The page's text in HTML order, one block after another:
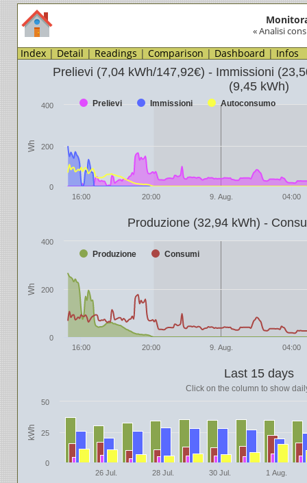
« Analisi
Index| Detail | Readings | Comparison | Dashboard | Infos
Wh
Prelievi (7,04 kWh/147,92€) - Immissioni
(9,45 kWh)
Prelievi Immissioni Autoconsumo
16:00 20:00 9. Aug. 04:00
0
200
400
Wh
Produzione (32,94 kWh) -
Produzione Consumi
16:00 20:00 9. Aug. 04:00
0
200
400
kWh
Last 15 days
Click on the column to show
26 Jul. 28 Jul. 30 Jul. 1 Aug.
0
25
50